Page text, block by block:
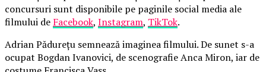
concursuri sunt disponibile pe paginile social media ale
filmului de Facebook, Instagram, TikTok.
Adrian Pădurețu semnează imaginea filmului. De sunet s-a
ocupat Bogdan Ivanovici, de scenografie Anca Miron, iar de